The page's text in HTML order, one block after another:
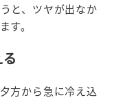
と、ツヤが出なか
す。
方から急に冷え込